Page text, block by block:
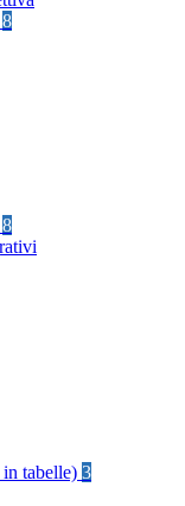
8
8
tabelle) 3